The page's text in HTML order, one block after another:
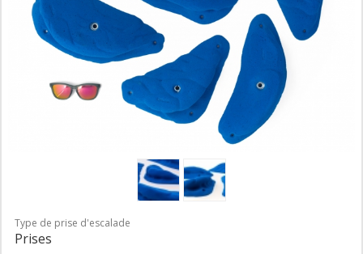
Type de prise d'escalade
Prises